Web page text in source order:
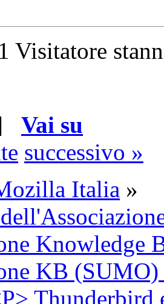
Visitatore
Vai su
successivo »
Italia »
Knowledge
KB
Thunderbird